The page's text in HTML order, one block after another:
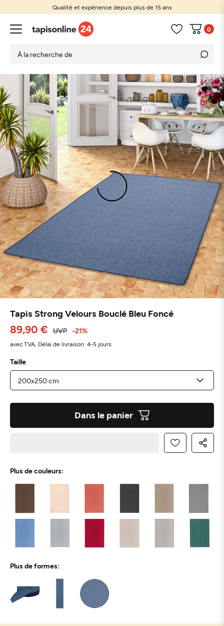
Qualité et expérience depuis plus de 15 ans
0
Tapis Strong Velours Bouclé Bleu Foncé
89,90 € UVP -21%
avec TVA, Délai de livraison: 4-5 jours
Taille
Dans le panier
Plus de couleurs:
Plus de formes: